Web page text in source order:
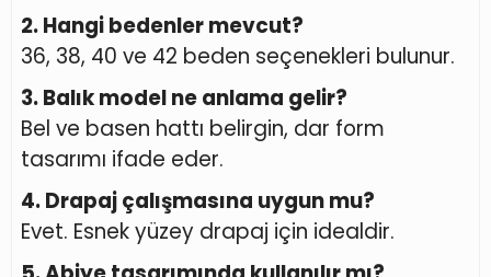
2. Hangi bedenler mevcut?
36, 38, 40 ve 42 beden seçenekleri bulunur.
3. Balık model ne anlama gelir?
Bel ve basen hattı belirgin, dar form
tasarımı ifade eder.
4. Drapaj çalışmasına uygun mu?
Evet. Esnek yüzey drapaj için idealdir.